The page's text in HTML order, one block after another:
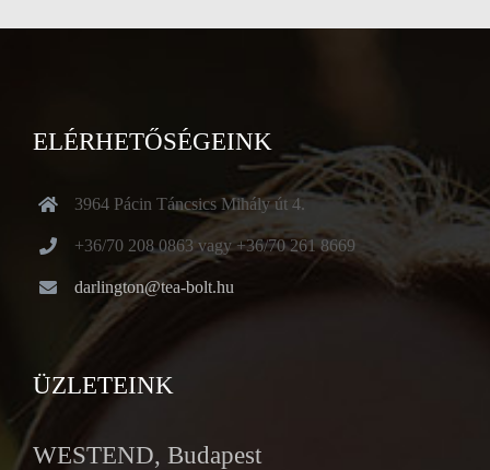
ELÉRHETŐSÉGEINK
3964 Pácin Táncsics Mihály út 4.
+36/70 208 0863 vagy +36/70 261 8669
darlington@tea-bolt.hu
ÜZLETEINK
WESTEND, Budapest